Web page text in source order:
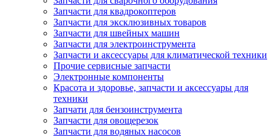
Запчасти для квадрокоптеров
Запчасти для эксклюзивных товаров
Запчасти для швейных машин
Запчасти для электроинструмента
Запчасти и аксессуары для климатической техники
Прочие сервисные запчасти
Электронные компоненты
Красота и здоровье, запчасти и аксессуары для
техники
Запчати для бензоинструмента
Запчасти для овощерезок
Запчасти для водяных насосов